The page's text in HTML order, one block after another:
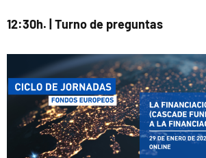
12:30h. | Turno de preguntas